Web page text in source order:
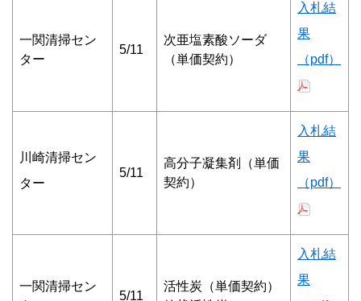
一関清掃セン
ター
5/11
次亜塩素酸ソーダ
（単価契約）
入札結
果
（pdf）
川崎清掃セン
ター
5/11
高分子凝集剤（単価
契約）
入札結
果
（pdf）
一関清掃セン
5/11
活性炭（単価契約）
入札結
果